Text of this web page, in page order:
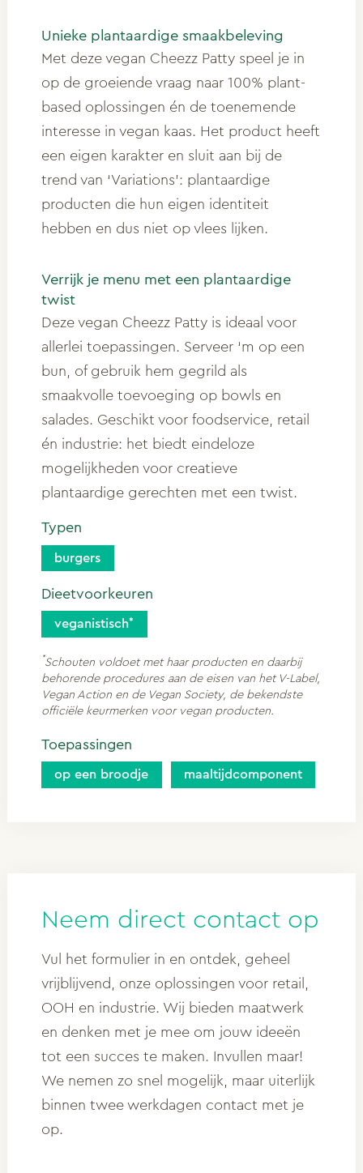
Unieke plantaardige smaakbeleving
Met deze vegan Cheezz Patty speel je in
op de groeiende vraag naar 100% plant-
based oplossingen én de toenemende
interesse in vegan kaas. Het product heeft
een eigen karakter en sluit aan bij de
trend van ‘Variations’: plantaardige
producten die hun eigen identiteit
hebben en dus niet op vlees lijken.
Verrijk je menu met een plantaardige
twist
Deze vegan Cheezz Patty is ideaal voor
allerlei toepassingen. Serveer ‘m op een
bun, of gebruik hem gegrild als
smaakvolle toevoeging op bowls en
salades. Geschikt voor foodservice, retail
én industrie: het biedt eindeloze
mogelijkheden voor creatieve
plantaardige gerechten met een twist.
Typen
burgers
Dieetvoorkeuren
veganistisch
*Schouten voldoet met haar producten en daarbij
behorende procedures aan de eisen van het V-Label,
Vegan Action en de Vegan Society, de bekendste
officiële keurmerken voor vegan producten.
Toepassingen
op een broodje maaltijdcomponent
Neem direct contact op
Vul het formulier in en ontdek, geheel
vrijblijvend, onze oplossingen voor retail,
OOH en industrie. Wij bieden maatwerk
en denken met je mee om jouw ideeën
tot een succes te maken. Invullen maar!
We nemen zo snel mogelijk, maar uiterlijk
binnen twee werkdagen contact met je
op.